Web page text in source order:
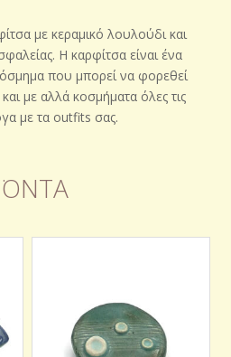
με κεραμικό λουλούδι και
Η καρφίτσα είναι ένα
που μπορεί να φορεθεί
με αλλά κοσμήματα όλες τις
με τα outfits σας.